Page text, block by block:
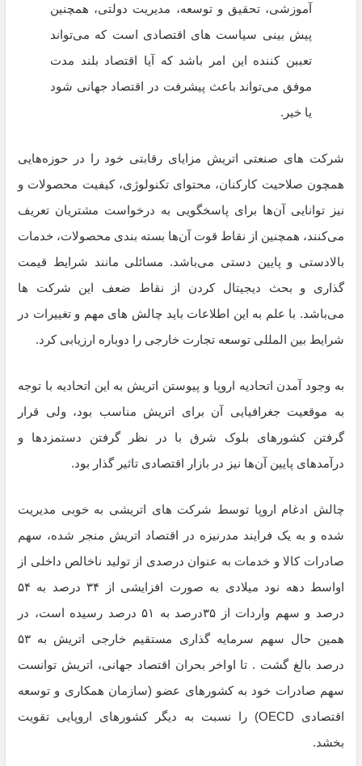
آموزشی، تحقیق و توسعه، مدیریت دولتی، همچنین
پیش بینی سیاست های اقتصادی است که می‌تواند
تعببن کننده این امر باشد که آیا اقتصاد بلند مدت
موفق می‌تواند باعث پیشرفت در اقتصاد جهانی شود
یا خیر.
شرکت های صنعتی اتریش مزایای رقابتی خود را در حوزه‌هایی
همچون صلاحیت کارکنان، محتوای تکنولوژی، کیفیت محصولات و
نیز توانایی آن‌ها برای پاسخگویی به درخواست مشتریان تعریف
می‌کنند، همچنین از نقاط قوت آن‌ها بسته بندی محصولات، خدمات
بالادستی و پایین دستی می‌باشد. مسائلی مانند شرایط قیمت
گذاری و بحث دیجیتال کردن از نقاط ضعف این شرکت ها
می‌باشد. با علم به این اطلاعات باید چالش های مهم و تغییرات در
شرایط بین المللی توسعه تجارت خارجی را دوباره ارزیابی کرد.
به وجود آمدن اتحادیه اروپا و پیوستن اتریش به این اتحادیه با توجه
به موقعیت جغرافیایی آن برای اتریش مناسب بود، ولی قرار
گرفتن کشورهای بلوک شرق با در نظر گرفتن دستمزدها و
درآمدهای پایین آن‌ها نیز در بازار اقتصادی تاثیر گذار بود.
چالش ادغام اروپا توسط شرکت های اتریشی به خوبی مدیریت
شده و به یک فرایند مدرنیزه در اقتصاد اتریش منجر شده، سهم
صادرات کالا و خدمات به عنوان درصدی از تولید ناخالص داخلی از
اواسط دهه نود میلادی به صورت افزایشی از ۳۴ درصد به ۵۴
درصد و سهم واردات از ۳۵درصد به ۵۱ درصد رسیده است، در
همین حال سهم سرمایه گذاری مستقیم خارجی اتریش به ۵۳
درصد بالغ گشت . تا اواخر بحران اقتصاد جهانی، اتریش توانست
سهم صادرات خود به کشورهای عضو (سازمان همکاری و توسعه
اقتصادی OECD) را نسبت به دیگر کشورهای اروپایی تقویت
بخشد.